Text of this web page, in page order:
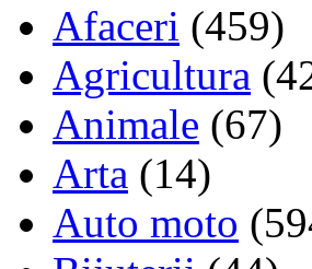
Afaceri (459)
Agricultura
Animale (67)
Arta (14)
Auto moto